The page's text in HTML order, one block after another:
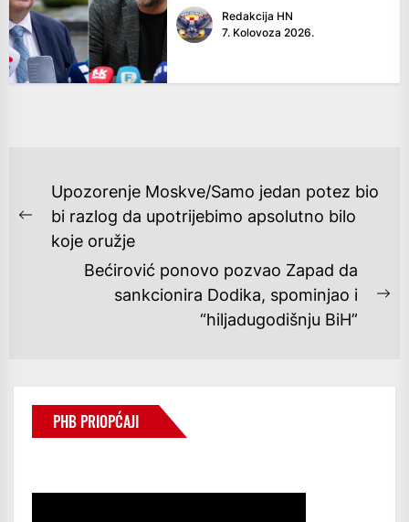
Redakcija HN
7. Kolovoza 2026.
NAVIGACIJA
OBJAVA
Previous
post:
Upozorenje Moskve/Samo jedan potez bio
bi razlog da upotrijebimo apsolutno bilo
koje oružje
Bećirović ponovo pozvao Zapad da
sankcionira Dodika, spominjao i
“hiljadugodišnju BiH”
PHB PRIOPĆAJI